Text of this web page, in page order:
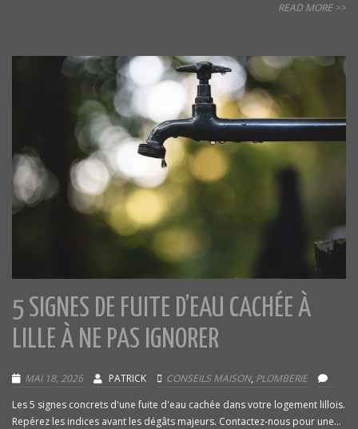
READ MORE >>
5 SIGNES DE FUITE D’EAU CACHÉE À
LILLE À NE PAS IGNORER
MAI 18, 2026 PATRICK CONSEILS MAISON, PLOMBERIE
Les 5 signes concrets d'une fuite d'eau cachée dans votre logement lillois.
Repérez les indices avant les dégâts majeurs. Contactez-nous pour une...